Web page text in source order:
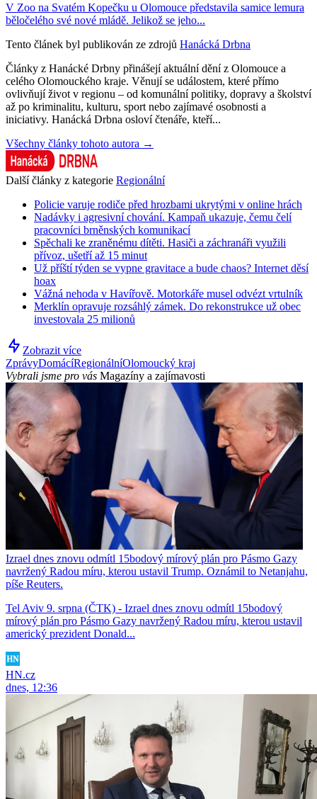
V Zoo na Svatém Kopečku u Olomouce představila samice lemura
běločelého své nové mládě. Jelikož se jeho...
Tento článek byl publikován ze zdrojů Hanácká Drbna
Články z Hanácké Drbny přinášejí aktuální dění z Olomouce a
celého Olomouckého kraje. Věnují se událostem, které přímo
ovlivňují život v regionu – od komunální politiky, dopravy a školství
až po kriminalitu, kulturu, sport nebo zajímavé osobnosti a
iniciativy. Hanácká Drbna osloví čtenáře, kteří...
Všechny články tohoto autora →
Další články z kategorie Regionální
Policie varuje rodiče před hrozbami ukrytými v online hrách
Nadávky i agresivní chování. Kampaň ukazuje, čemu čelí
pracovníci brněnských komunikací
Spěchali ke zraněnému dítěti. Hasiči a záchranáři využili
přívoz, ušetří až 15 minut
Už příští týden se vypne gravitace a bude chaos? Internet děsí
hoax
Vážná nehoda v Havířově. Motorkáře musel odvézt vrtulník
Merklín opravuje rozsáhlý zámek. Do rekonstrukce už obec
investovala 25 milionů
Zobrazit více
ZprávyDomácíRegionálníOlomoucký kraj
Vybrali jsme pro vás Magazíny a zajímavosti
Izrael dnes znovu odmítl 15bodový mírový plán pro Pásmo Gazy
navržený Radou míru, kterou ustavil Trump. Oznámil to Netanjahu,
píše Reuters.
Tel Aviv 9. srpna (ČTK) - Izrael dnes znovu odmítl 15bodový
mírový plán pro Pásmo Gazy navržený Radou míru, kterou ustavil
americký prezident Donald...
HN.cz
dnes, 12:36